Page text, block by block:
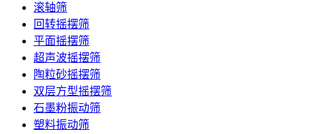
滚轴筛
回转摇摆筛
平面摇摆筛
超声波摇摆筛
陶粒砂摇摆筛
双层方型摇摆筛
石墨粉振动筛
塑料振动筛